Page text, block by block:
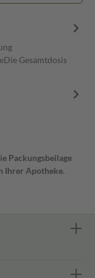
Gesamtdosis
Packungsbeilage
Ihrer Apotheke.